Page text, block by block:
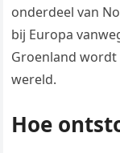
onderdeel van
bij Europa
Groenland
wereld.
Hoe